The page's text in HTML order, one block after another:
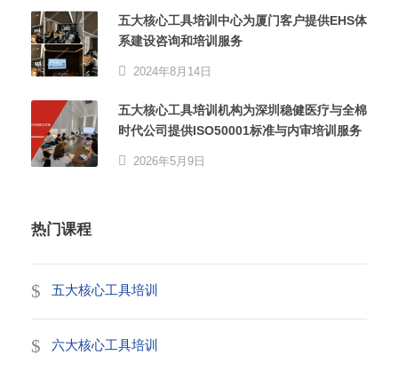
五大核心工具培训中心为厦门客户提供EHS体
系建设咨询和培训服务
2024年8月14日
五大核心工具培训机构为深圳稳健医疗与全棉
时代公司提供ISO50001标准与内审培训服务
2026年5月9日
热门课程
五大核心工具培训
六大核心工具培训